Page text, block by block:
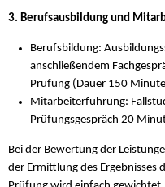
3. Berufsausbildung und
Berufsbildung:
anschließendem
Prüfung (Dauer 150
Mitarbeiterführung:
Prüfungsgespräch 20
Bei der Bewertung der
der Ermittlung des Ergebnisses